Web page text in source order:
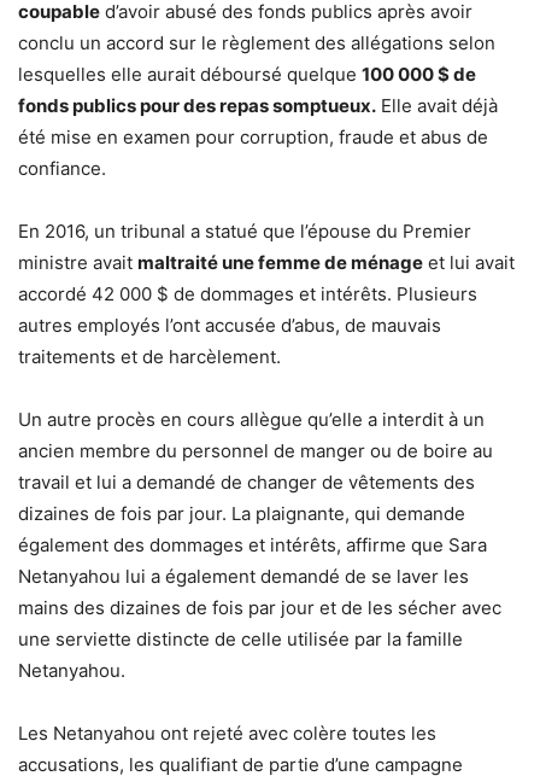
coupable d’avoir abusé des fonds publics après avoir
conclu un accord sur le règlement des allégations selon
lesquelles elle aurait déboursé quelque 100 000 $ de
fonds publics pour des repas somptueux. Elle avait déjà
été mise en examen pour corruption, fraude et abus de
confiance.
En 2016, un tribunal a statué que l’épouse du Premier
ministre avait maltraité une femme de ménage et lui avait
accordé 42 000 $ de dommages et intérêts. Plusieurs
autres employés l’ont accusée d’abus, de mauvais
traitements et de harcèlement.
Un autre procès en cours allègue qu’elle a interdit à un
ancien membre du personnel de manger ou de boire au
travail et lui a demandé de changer de vêtements des
dizaines de fois par jour. La plaignante, qui demande
également des dommages et intérêts, affirme que Sara
Netanyahou lui a également demandé de se laver les
mains des dizaines de fois par jour et de les sécher avec
une serviette distincte de celle utilisée par la famille
Netanyahou.
Les Netanyahou ont rejeté avec colère toutes les
accusations, les qualifiant de partie d’une campagne